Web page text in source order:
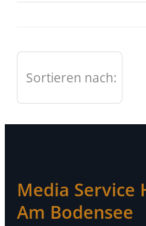
Sortieren nach:
Media Service
Am Bodensee